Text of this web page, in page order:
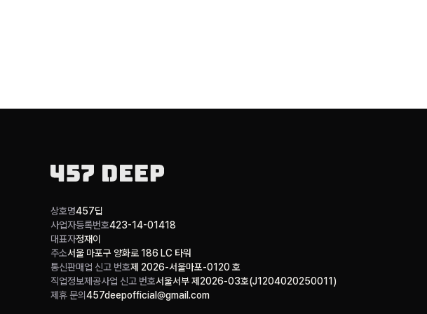
상호명457딥
사업자등록번호423-14-01418
대표자정재이
주소서울 마포구 양화로 186 LC 타워
통신판매업 신고 번호제 2026-서울마포-0120 호
직업정보제공사업 신고 번호서울서부 제2026-03호(J1204020250011)
제휴 문의457deepofficial@gmail.com